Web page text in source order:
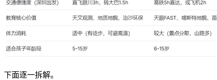
下面逐一拆解。